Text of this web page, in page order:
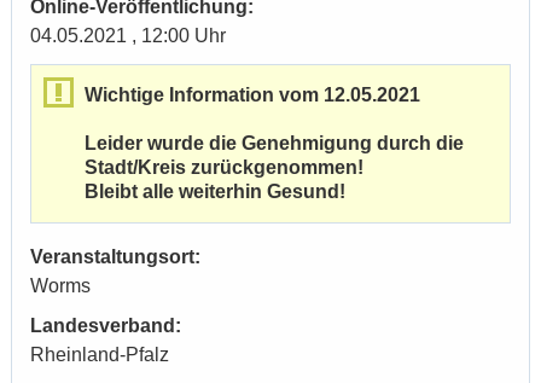
Online-Veröffentlichung:
04.05.2021 , 12:00 Uhr
Wichtige Information vom 12.05.2021
Leider wurde die Genehmigung durch die
Stadt/Kreis zurückgenommen!
Bleibt alle weiterhin Gesund!
Veranstaltungsort:
Worms
Landesverband:
Rheinland-Pfalz